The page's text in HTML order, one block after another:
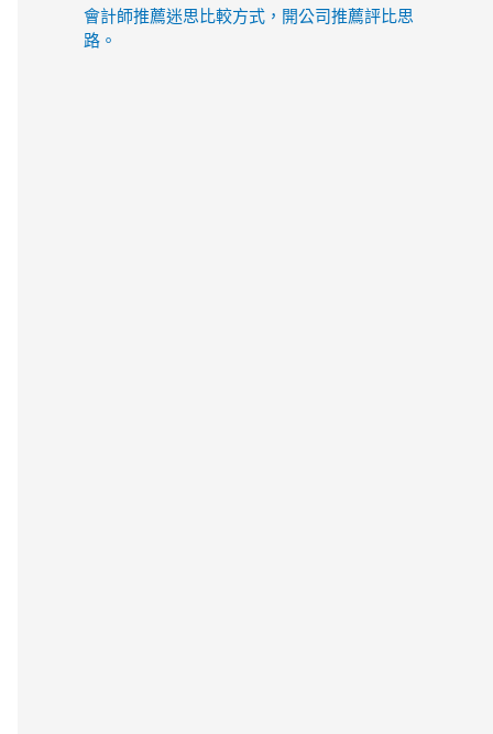
會計師推薦迷思比較方式，開公司推薦評比思
路。